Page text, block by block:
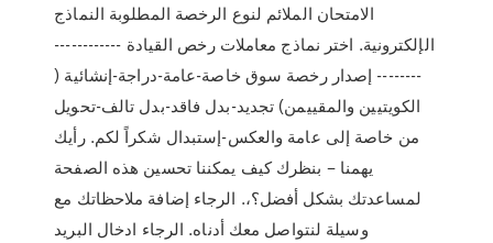
الامتحان الملائم لنوع الرخصة المطلوبة النماذج
الإلكترونية. اختر نماذج معاملات رخص القيادة ------------
-------- إصدار رخصة سوق خاصة-عامة-دراجة-إنشائية (
الكويتيين والمقييمن) تجديد-بدل فاقد-بدل تالف-تحويل
من خاصة إلى عامة والعكس-إستبدال شكراً لكم. رأيك
يهمنا – بنظرك كيف يمكننا تحسين هذه الصفحة
لمساعدتك بشكل أفضل؟،. الرجاء إضافة ملاحظاتك مع
وسيلة لنتواصل معك أدناه. الرجاء ادخال البريد